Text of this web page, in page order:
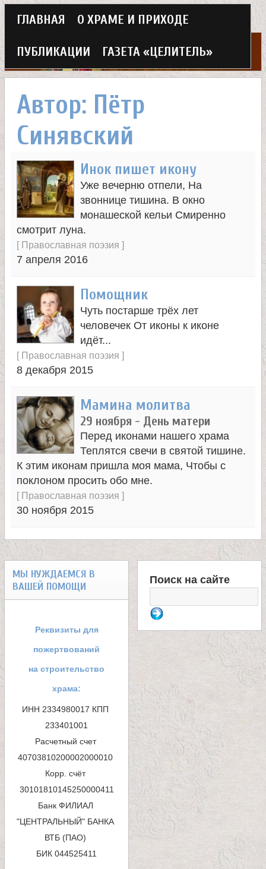
Перейти
к
основному
содержанию
Х
р
м
в
е
и
к
о
м
ч
н
и
к
и
е
Г
л
а
н
о
е
м
е
н
ю
ГЛАВНАЯ О ХРАМЕ И ПРИХОДЕ
ПУБЛИКАЦИИ ГАЗЕТА «ЦЕЛИТЕЛЬ»
Автор: Пётр
Синявский
Инок пишет икону
Уже вечерню отпели, На
звоннице тишина. В окно
монашеской кельи Смиренно
смотрит луна.
[ Православная поэзия ]
7 апреля 2016
Помощник
Чуть постарше трёх лет
человечек От иконы к иконе
идёт...
[ Православная поэзия ]
8 декабря 2015
Мамина молитва
29 ноября - День матери
Перед иконами нашего храма
Теплятся свечи в святой тишине.
К этим иконам пришла моя мама, Чтобы с
поклоном просить обо мне.
[ Православная поэзия ]
30 ноября 2015
МЫ НУЖДАЕМСЯ В
ВАШЕЙ ПОМОЩИ
Реквизиты для
пожертвований
на строительство
храма:
ИНН 2334980017 КПП
233401001
Расчетный счет
40703810200002000010
Корр. счёт
Банк ФИЛИАЛ
"ЦЕНТРАЛЬНЫЙ" БАНКА
ВТБ (ПАО)
БИК 044525411
Ф
о
а
п
о
и
к
Поиск на сайте